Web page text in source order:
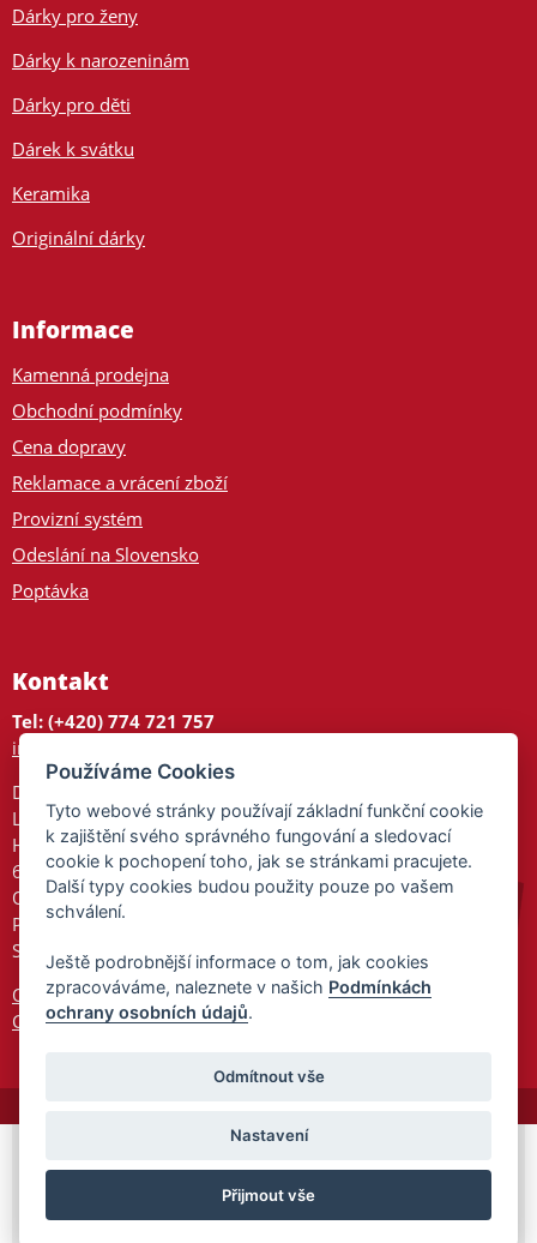
Dárky pro ženy
Dárky k narozeninám
Dárky pro děti
Dárek k svátku
Keramika
Originální dárky
Informace
Kamenná prodejna
Obchodní podmínky
Cena dopravy
Reklamace a vrácení zboží
Provizní systém
Odeslání na Slovensko
Poptávka
Kontakt
Tel: (+420) 774 721 757
info@tajnedarky.cz
Dárkové centrum
Legionářů 2
Hodonín
695 01
Otevřeno:
Po-Pá 9-17
So 9-11:30
Ochrana osobních údajů
Cookies
© 2026 Tajnedarky.cz -Partnerský
program
Partner ID:
Používáme Cookies
Tyto webové stránky používají základní funkční cookie
k zajištění svého správného fungování a sledovací
cookie k pochopení toho, jak se stránkami pracujete.
Další typy cookies budou použity pouze po vašem
schválení.
Ještě podrobnější informace o tom, jak cookies
zpracováváme, naleznete v našich Podmínkách
ochrany osobních údajů.
Odmítnout vše
Nastavení
Přijmout vše